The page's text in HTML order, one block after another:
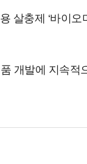
살충제 ‘바이
개발에 지속